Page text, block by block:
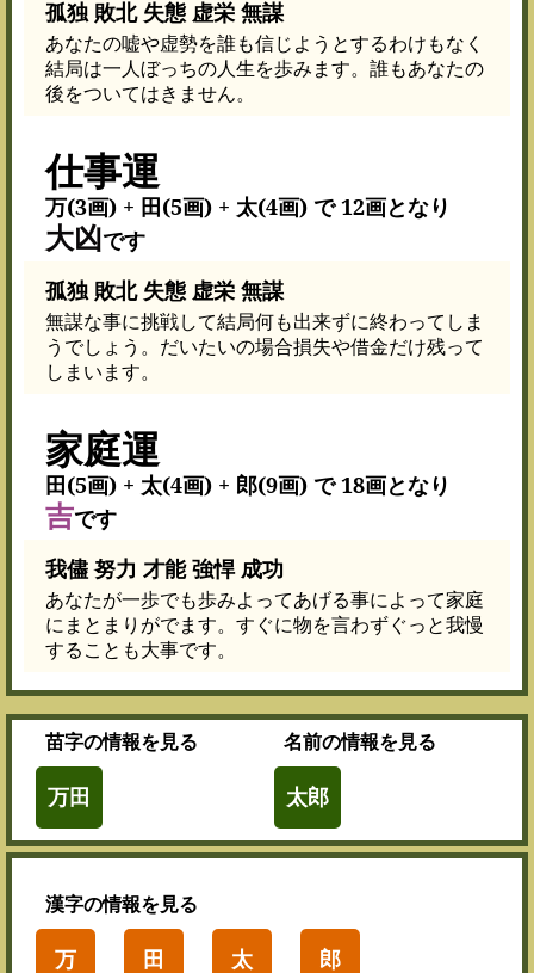
孤独 敗北 失態 虚栄 無謀
あなたの嘘や虚勢を誰も信じようとするわけもなく
結局は一人ぼっちの人生を歩みます。誰もあなたの
後をついてはきません。
仕事運
万(3画) + 田(5画) + 太(4画) で 12画となり
大凶です
孤独 敗北 失態 虚栄 無謀
無謀な事に挑戦して結局何も出来ずに終わってしま
うでしょう。だいたいの場合損失や借金だけ残って
しまいます。
家庭運
田(5画) + 太(4画) + 郎(9画) で 18画となり
吉です
我儘 努力 才能 強悍 成功
あなたが一歩でも歩みよってあげる事によって家庭
にまとまりがでます。すぐに物を言わずぐっと我慢
することも大事です。
苗字の情報を見る
万田
名前の情報を見る
太郎
漢字の情報を見る
万 田 太 郎